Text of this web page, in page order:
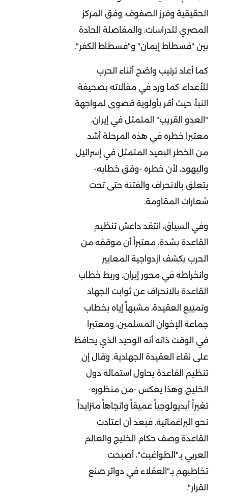
الحقيقية وفرز الصفوف، وفق المركز
المصري للدراسات، والمفاصلة الحادة
بين "فسطاط إيمان" و"فسطاط الكفر"
.
كما أعاد ترتيب واضح أثناء الحرب
للأعداء، كما ورد في مقالاته بصحيفة
النبأ، حيث أقر بأولوية قصوى لمواجهة
"العدو القريب" المتمثل في إيران،
معتبراً خطره في هذه المرحلة أشد
من الخطر البعيد المتمثل في إسرائيل
واليهود، لأن خطره -وفق خطابه-
يتعلق بالانحراف والفتنة حتى تحت
شعارات المقاومة.
وفي السياق، انتقد داعش تنظيم
القاعدة بشدة، معتبراً أن موقفه من
الحرب يكشف ازدواجية المعايير
وانخراطه في محور إيران. وربط خطاب
القاعدة بالانحراف عن ثوابت الجهاد
وتمييع العقيدة، مشبهاً إياه بخطاب
جماعة الإخوان المسلمين، ومعتبراً
في الوقت ذاته أنه الوحيد الذي يحافظ
على نقاء العقيدة الجهادية. وقال إن
تنظيم القاعدة يحاول استمالة دول
الخليج، وهذا يعكس -من منظوره-
تغيراً أيديولوجياً عميقاً واتجاهاً متزايداً
نحو البراغماتية. فبعد أن اعتادت
القاعدة وصف حكام الخليج والعالم
العربي بـ"الطواغيت"، أصبحت
تخاطبهم بـ"العقلاء في دوائر صنع
القرار"
.